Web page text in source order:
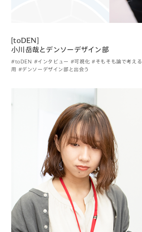
[toDEN]
小川岳哉とデンソーデザイン部
#toDEN #インタビュー #可視化 #そもそも論で考える
用 #デンソーデザイン部と出会う